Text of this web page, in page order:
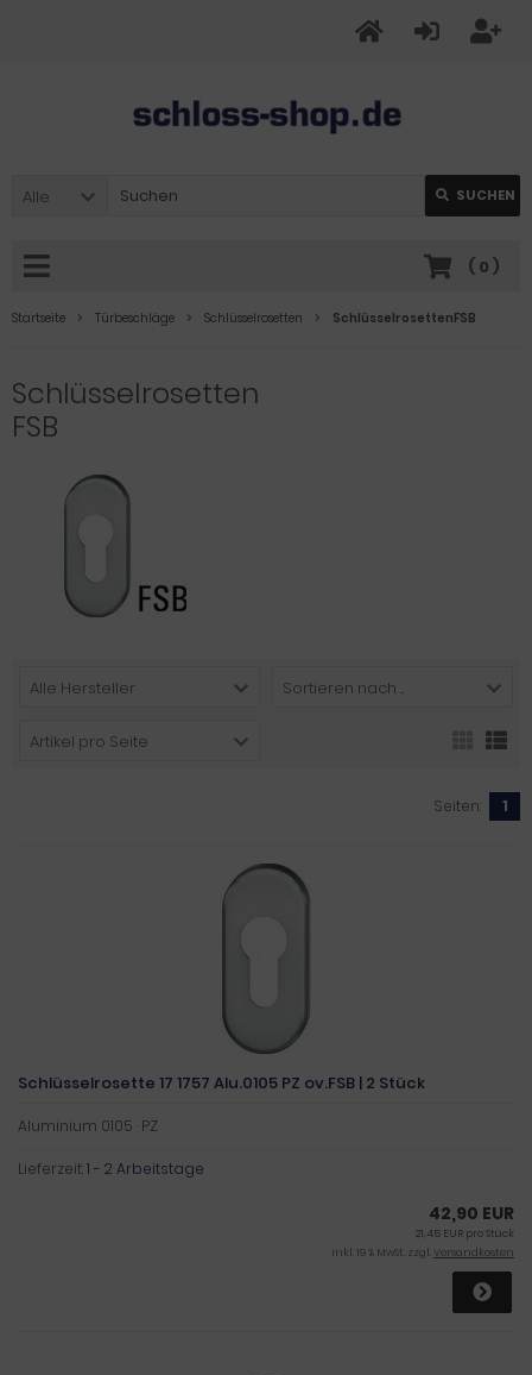
Alle SUCHEN
( 0 )
Startseite Türbeschläge Schlüsselrosetten SchlüsselrosettenFSB
Schlüsselrosetten
FSB
Alle Hersteller Sortieren nach ...
Artikel pro Seite
Seiten: 1
Schlüsselrosette 17 1757 Alu.0105 PZ ov.FSB | 2 Stück
Aluminium 0105 · PZ
Lieferzeit:1 - 2 Arbeitstage
42,90 EUR
21,45 EUR pro Stück
inkl. 19 % MwSt. zzgl.Versandkosten